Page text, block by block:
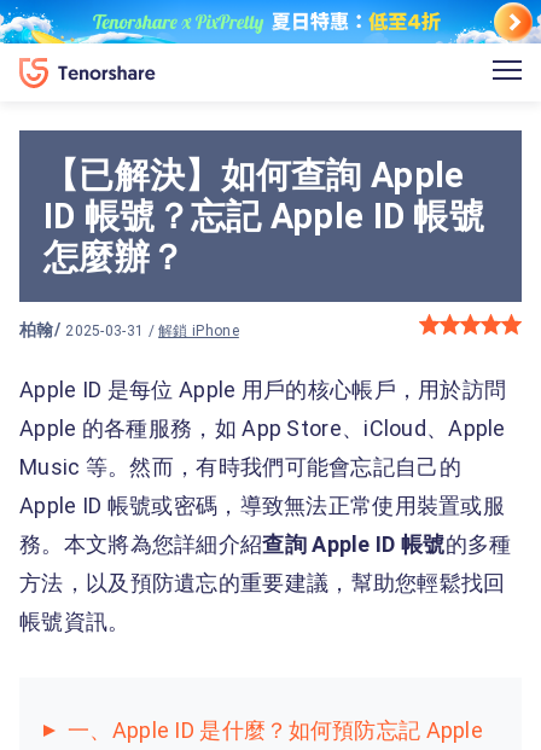
【已解決】如何查詢 Apple
ID 帳號？忘記 Apple ID 帳號
怎麼辦？
柏翰/ 2025-03-31 /解鎖 iPhone
Apple ID 是每位 Apple 用戶的核心帳戶，用於訪問
Apple 的各種服務，如 App Store、iCloud、Apple
Music 等。然而，有時我們可能會忘記自己的
Apple ID 帳號或密碼，導致無法正常使用裝置或服
務。本文將為您詳細介紹查詢 Apple ID 帳號的多種
方法，以及預防遺忘的重要建議，幫助您輕鬆找回
帳號資訊。
一、Apple ID 是什麼？如何預防忘記 Apple